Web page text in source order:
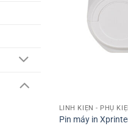
LINH KIỆN - PHỤ
Pin máy in